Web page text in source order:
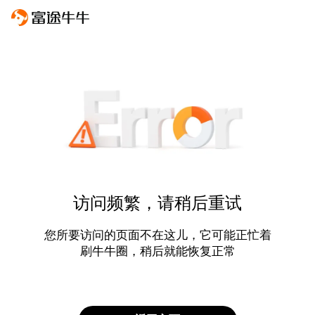
访问频繁，请稍后重试
您所要访问的页面不在这儿，它可能正忙着
刷牛牛圈，稍后就能恢复正常